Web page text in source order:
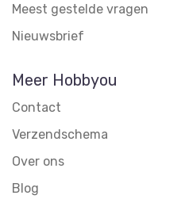
Meest gestelde vragen
Nieuwsbrief
Meer Hobbyou
Contact
Verzendschema
Over ons
Blog